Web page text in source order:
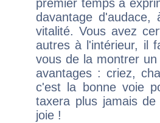
premier temps à
davantage
vitalité. Vous avez
autres à l'intérieur, il
vous de la montrer
avantages : criez,
c'est la bonne voie
taxera plus jamais
joie !